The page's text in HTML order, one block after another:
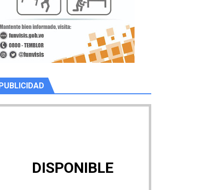
PUBLICIDAD
DISPONIBLE